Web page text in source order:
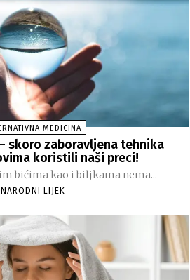
MEDICINA
skoro zaboravljena tehnika
koristili naši preci!
bićima kao i biljkama nema...
NARODNI LIJEK